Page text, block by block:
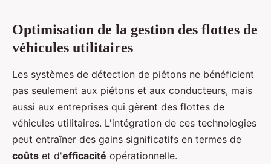
Optimisation de la gestion des flottes de
véhicules utilitaires
Les systèmes de détection de piétons ne bénéficient
pas seulement aux piétons et aux conducteurs, mais
aussi aux entreprises qui gèrent des flottes de
véhicules utilitaires. L'intégration de ces technologies
peut entraîner des gains significatifs en termes de
coûts et d'efficacité opérationnelle.